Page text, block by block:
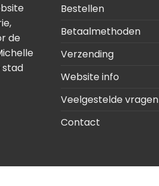
de
stad
Bestellen
Betaalmethoden
Verzending
Website info
Veelgestelde vragen
Contact